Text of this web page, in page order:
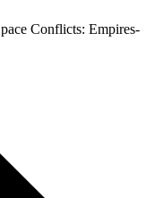
Conflicts: Empires-